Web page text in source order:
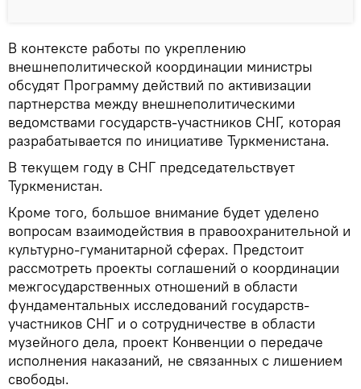
В контексте работы по укреплению
внешнеполитической координации министры
обсудят Программу действий по активизации
партнерства между внешнеполитическими
ведомствами государств-участников CНГ, которая
разрабатывается по инициативе Туркменистана.
В текущем году в СНГ председательствует
Туркменистан.
Кроме того, большое внимание будет уделено
вопросам взаимодействия в правоохранительной и
культурно-гуманитарной сферах. Предстоит
рассмотреть проекты соглашений о координации
межгосударственных отношений в области
фундаментальных исследований государств-
участников СНГ и о сотрудничестве в области
музейного дела, проект Конвенции о передаче
исполнения наказаний, не связанных с лишением
свободы.